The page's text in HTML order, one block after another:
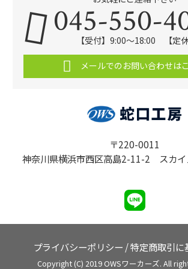
〒220-0011
神奈川県横浜市西区高島2-11-2 スカイ
045-550-
【受付】9:00〜18:00 【定
メールでのお問い合わせは
プライバシーポリシー /特定商取引に
Copyright (C) 2019 OWSワーカーズ. All